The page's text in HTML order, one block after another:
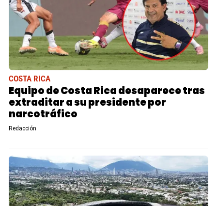
COSTA RICA
Equipo de Costa Rica desaparece tras
extraditar a su presidente por
narcotráfico
Redacción